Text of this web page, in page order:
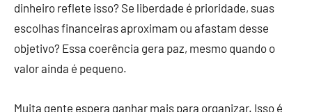
dinheiro reflete isso? Se liberdade é prioridade, suas
escolhas financeiras aproximam ou afastam desse
objetivo? Essa coerência gera paz, mesmo quando o
valor ainda é pequeno.
Muita gente espera ganhar mais para organizar. Isso é